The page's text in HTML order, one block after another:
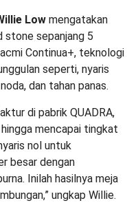
Low mengatakan
stone sepanjang 5
Continua+, teknologi
seperti, nyaris
dan tahan panas.
di pabrik QUADRA,
mencapai tingkat
nol untuk
besar dengan
Inilah hasilnya meja
ungkap Willie.